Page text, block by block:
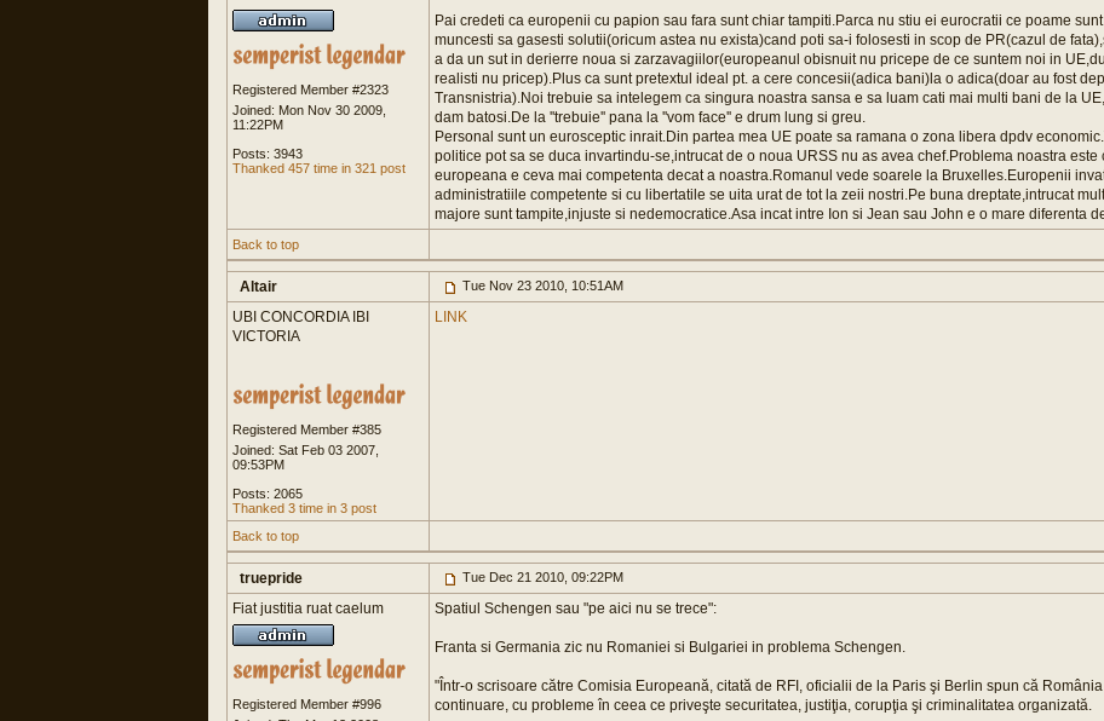
Registered Member #2323
Joined: Mon Nov 30 2009,
11:22PM
Posts: 3943
Thanked 457 time in 321 post
Pai credeti ca europenii cu papion sau fara sunt chiar tampiti.Parca nu stiu ei eurocratii ce poame
muncesti sa gasesti solutii(oricum astea nu exista)cand poti sa-i folosesti in scop de PR(cazul de
a da un sut in derierre noua si zarzavagiilor(europeanul obisnuit nu pricepe de ce suntem noi in
realisti nu pricep).Plus ca sunt pretextul ideal pt. a cere concesii(adica bani)la o adica(doar au fost
Transnistria).Noi trebuie sa intelegem ca singura noastra sansa e sa luam cati mai multi bani de la
dam batosi.De la ''trebuie'' pana la ''vom face'' e drum lung si greu.
Personal sunt un eurosceptic inrait.Din partea mea UE poate sa ramana o zona libera dpdv
politice pot sa se duca invartindu-se,intrucat de o noua URSS nu as avea chef.Problema noastra este
europeana e ceva mai competenta decat a noastra.Romanul vede soarele la Bruxelles.Europenii
administratiile competente si cu libertatile se uita urat de tot la zeii nostri.Pe buna dreptate,intrucat
majore sunt tampite,injuste si nedemocratice.Asa incat intre Ion si Jean sau John e o mare diferenta
Back to top
Altair Tue Nov 23 2010, 10:51AM
UBI CONCORDIA IBI
VICTORIA
Registered Member #385
Joined: Sat Feb 03 2007,
09:53PM
Posts: 2065
Thanked 3 time in 3 post
LINK
Back to top
truepride Tue Dec 21 2010, 09:22PM
Fiat justitia ruat caelum
Registered Member #996
Spatiul Schengen sau "pe aici nu se trece":
Franta si Germania zic nu Romaniei si Bulgariei in problema Schengen.
"Într-o scrisoare către Comisia Europeană, citată de RFI, oficialii de la Paris şi Berlin spun că
continuare, cu probleme în ceea ce priveşte securitatea, justiţia, corupţia şi criminalitatea organizată.